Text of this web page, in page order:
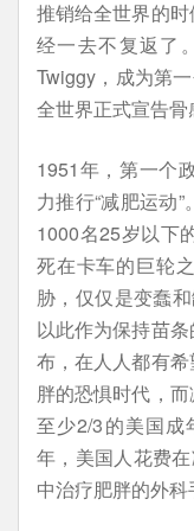
推销给全世界的
经一去不复返了
Twiggy，成为第
全世界正式宣告骨
1951年，第一个
力推行“减肥运动
1000名25岁以下
死在卡车的巨轮
胁，仅仅是变蠢
以此作为保持苗
布，在人人都有
胖的恐惧时代，
至少2/3的美国成
年，美国人花费
中治疗肥胖的外科